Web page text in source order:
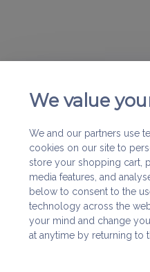
We value
We and our partners use
cookies on our site to
store your shopping cart,
media features, and
below to consent to the
technology across the
your mind and change
at anytime by returning to